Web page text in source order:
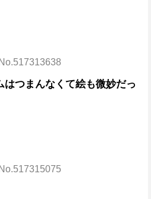
はつまんなくて絵も微妙だっ